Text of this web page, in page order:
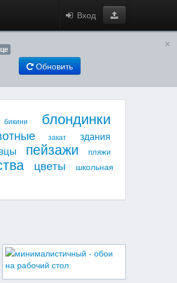
Вход
×
Обновить
бикини блондинки
закат здания
пейзажи пляжи
цветы
школьная